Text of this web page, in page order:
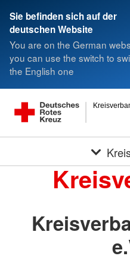
Sie befinden sich auf der
deutschen Website
You are on the German
you can use the switch to
the English one